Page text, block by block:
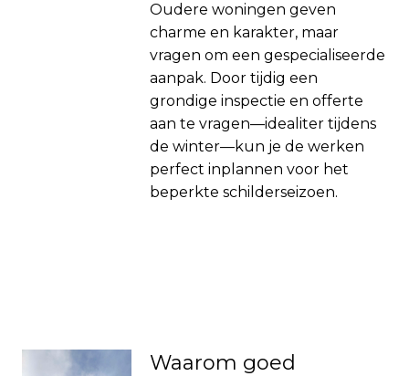
Oudere woningen geven
charme en karakter, maar
vragen om een gespecialiseerde
aanpak. Door tijdig een
grondige inspectie en offerte
aan te vragen—idealiter tijdens
de winter—kun je de werken
perfect inplannen voor het
beperkte schilderseizoen.
Waarom goed